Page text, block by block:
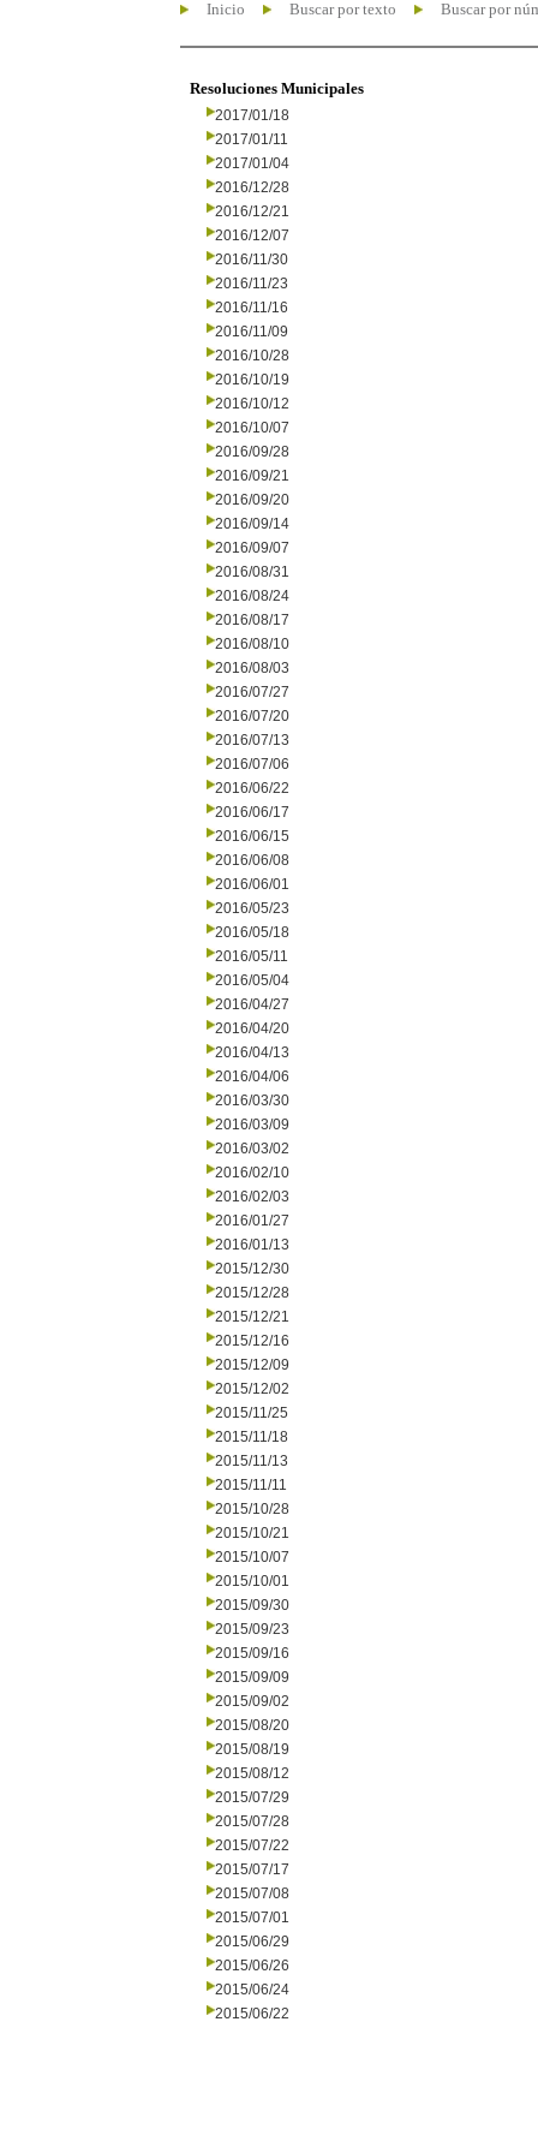
Inicio Buscar por texto Buscar por
Resoluciones Municipales
2017/01/18
2017/01/11
2017/01/04
2016/12/28
2016/12/21
2016/12/07
2016/11/30
2016/11/23
2016/11/16
2016/11/09
2016/10/28
2016/10/19
2016/10/12
2016/10/07
2016/09/28
2016/09/21
2016/09/20
2016/09/14
2016/09/07
2016/08/31
2016/08/24
2016/08/17
2016/08/10
2016/08/03
2016/07/27
2016/07/20
2016/07/13
2016/07/06
2016/06/22
2016/06/17
2016/06/15
2016/06/08
2016/06/01
2016/05/23
2016/05/18
2016/05/11
2016/05/04
2016/04/27
2016/04/20
2016/04/13
2016/04/06
2016/03/30
2016/03/09
2016/03/02
2016/02/10
2016/02/03
2016/01/27
2016/01/13
2015/12/30
2015/12/28
2015/12/21
2015/12/16
2015/12/09
2015/12/02
2015/11/25
2015/11/18
2015/11/13
2015/11/11
2015/10/28
2015/10/21
2015/10/07
2015/10/01
2015/09/30
2015/09/23
2015/09/16
2015/09/09
2015/09/02
2015/08/20
2015/08/19
2015/08/12
2015/07/29
2015/07/28
2015/07/22
2015/07/17
2015/07/08
2015/07/01
2015/06/29
2015/06/26
2015/06/24
2015/06/22